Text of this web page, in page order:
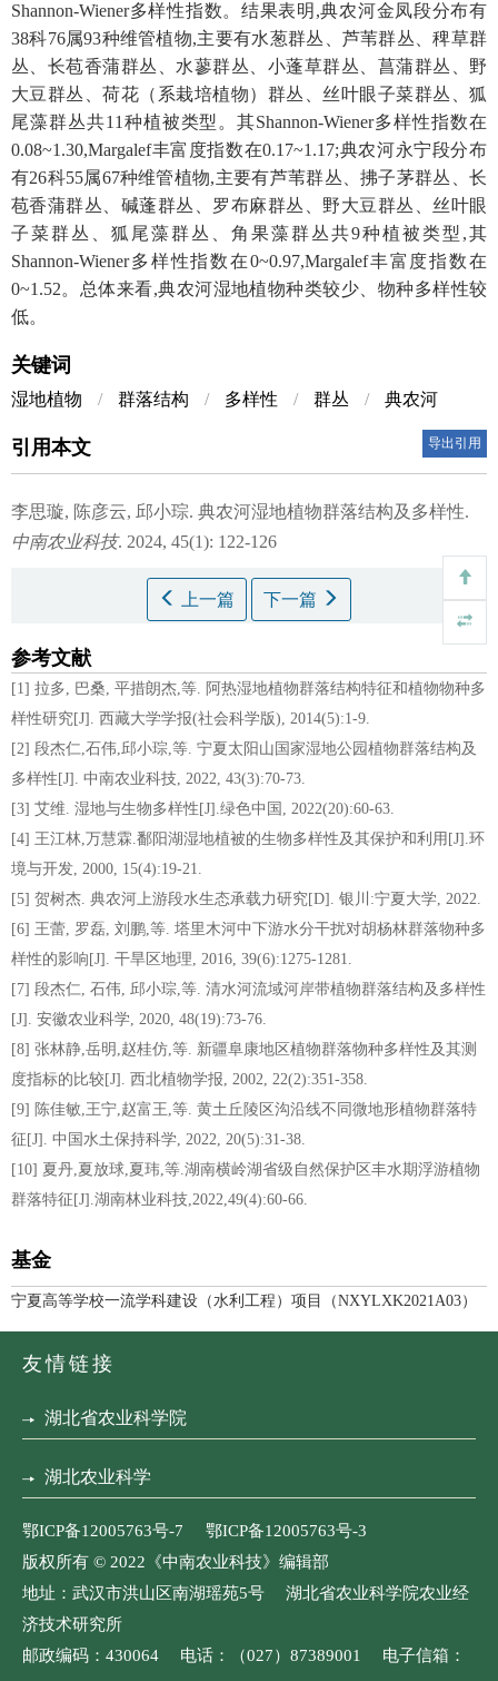
Shannon-Wiener多样性指数。结果表明,典农河金凤段分布有
38科76属93种维管植物,主要有水葱群丛、芦苇群丛、稗草群
丛、长苞香蒲群丛、水蓼群丛、小蓬草群丛、菖蒲群丛、野
大豆群丛、荷花（系栽培植物）群丛、丝叶眼子菜群丛、狐
尾藻群丛共11种植被类型。其Shannon-Wiener多样性指数在
0.08~1.30,Margalef丰富度指数在0.17~1.17;典农河永宁段分布
有26科55属67种维管植物,主要有芦苇群丛、拂子茅群丛、长
苞香蒲群丛、碱蓬群丛、罗布麻群丛、野大豆群丛、丝叶眼
子菜群丛、狐尾藻群丛、角果藻群丛共9种植被类型,其
Shannon-Wiener多样性指数在0~0.97,Margalef丰富度指数在
0~1.52。总体来看,典农河湿地植物种类较少、物种多样性较
低。
关键词
湿地植物 / 群落结构 / 多样性 / 群丛 / 典农河
引用本文 导出引用
李思璇, 陈彦云, 邱小琮. 典农河湿地植物群落结构及多样性.
中南农业科技. 2024, 45(1): 122-126
上一篇 下一篇
参考文献
[1] 拉多, 巴桑, 平措朗杰,等. 阿热湿地植物群落结构特征和植物物种多
样性研究[J]. 西藏大学学报(社会科学版), 2014(5):1-9.
[2] 段杰仁,石伟,邱小琮,等. 宁夏太阳山国家湿地公园植物群落结构及
多样性[J]. 中南农业科技, 2022, 43(3):70-73.
[3] 艾维. 湿地与生物多样性[J].绿色中国, 2022(20):60-63.
[4] 王江林,万慧霖.鄱阳湖湿地植被的生物多样性及其保护和利用[J].环
境与开发, 2000, 15(4):19-21.
[5] 贺树杰. 典农河上游段水生态承载力研究[D]. 银川:宁夏大学, 2022.
[6] 王蕾, 罗磊, 刘鹏,等. 塔里木河中下游水分干扰对胡杨林群落物种多
样性的影响[J]. 干旱区地理, 2016, 39(6):1275-1281.
[7] 段杰仁, 石伟, 邱小琮,等. 清水河流域河岸带植物群落结构及多样性
[J]. 安徽农业科学, 2020, 48(19):73-76.
[8] 张林静,岳明,赵桂仿,等. 新疆阜康地区植物群落物种多样性及其测
度指标的比较[J]. 西北植物学报, 2002, 22(2):351-358.
[9] 陈佳敏,王宁,赵富王,等. 黄土丘陵区沟沿线不同微地形植物群落特
征[J]. 中国水土保持科学, 2022, 20(5):31-38.
[10] 夏丹,夏放球,夏玮,等.湖南横岭湖省级自然保护区丰水期浮游植物
群落特征[J].湖南林业科技,2022,49(4):60-66.
基金
宁夏高等学校一流学科建设（水利工程）项目（NXYLXK2021A03）
友情链接
湖北省农业科学院
湖北农业科学
鄂ICP备12005763号-7 鄂ICP备12005763号-3
版权所有 © 2022《中南农业科技》编辑部
地址：武汉市洪山区南湖瑶苑5号 湖北省农业科学院农业经
济技术研究所
邮政编码：430064 电话：（027）87389001 电子信箱：